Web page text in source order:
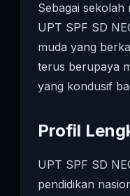
Sebagai
UPT SPF SD
muda yang
terus berupaya
yang kondusif
Profil
UPT SPF SD
pendidikan